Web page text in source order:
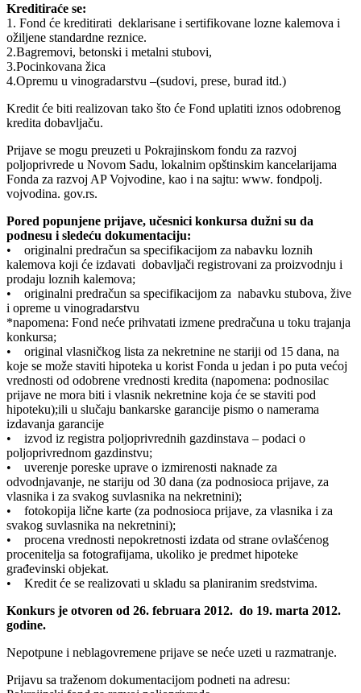
Kreditiraće se:
1. Fond će kreditirati deklarisane i sertifikovane lozne kalemova i
ožiljene standardne reznice.
2.Bagremovi, betonski i metalni stubovi,
3.Pocinkovana žica
4.Opremu u vinogradarstvu –(sudovi, prese, burad itd.)
Kredit će biti realizovan tako što će Fond uplatiti iznos odobrenog
kredita dobavljaču.
Prijave se mogu preuzeti u Pokrajinskom fondu za razvoj
poljoprivrede u Novom Sadu, lokalnim opštinskim kancelarijama
Fonda za razvoj AP Vojvodine, kao i na sajtu: www. fondpolj.
vojvodina. gov.rs.
Pored popunjene prijave, učesnici konkursa dužni su da
podnesu i sledeću dokumentaciju:
• originalni predračun sa specifikacijom za nabavku loznih
kalemova koji će izdavati dobavljači registrovani za proizvodnju i
prodaju loznih kalemova;
• originalni predračun sa specifikacijom za nabavku stubova, žive
i opreme u vinogradarstvu
*napomena: Fond neće prihvatati izmene predračuna u toku trajanja
konkursa;
• original vlasničkog lista za nekretnine ne stariji od 15 dana, na
koje se može staviti hipoteka u korist Fonda u jedan i po puta većoj
vrednosti od odobrene vrednosti kredita (napomena: podnosilac
prijave ne mora biti i vlasnik nekretnine koja će se staviti pod
hipoteku);ili u slučaju bankarske garancije pismo o namerama
izdavanja garancije
• izvod iz registra poljoprivrednih gazdinstava – podaci o
poljoprivrednom gazdinstvu;
• uverenje poreske uprave o izmirenosti naknade za
odvodnjavanje, ne stariju od 30 dana (za podnosioca prijave, za
vlasnika i za svakog suvlasnika na nekretnini);
• fotokopija lične karte (za podnosioca prijave, za vlasnika i za
svakog suvlasnika na nekretnini);
• procena vrednosti nepokretnosti izdata od strane ovlašćenog
procenitelja sa fotografijama, ukoliko je predmet hipoteke
građevinski objekat.
• Kredit će se realizovati u skladu sa planiranim sredstvima.
Konkurs je otvoren od 26. februara 2012. do 19. marta 2012.
godine.
Nepotpune i neblagovremene prijave se neće uzeti u razmatranje.
Prijavu sa traženom dokumentacijom podneti na adresu: